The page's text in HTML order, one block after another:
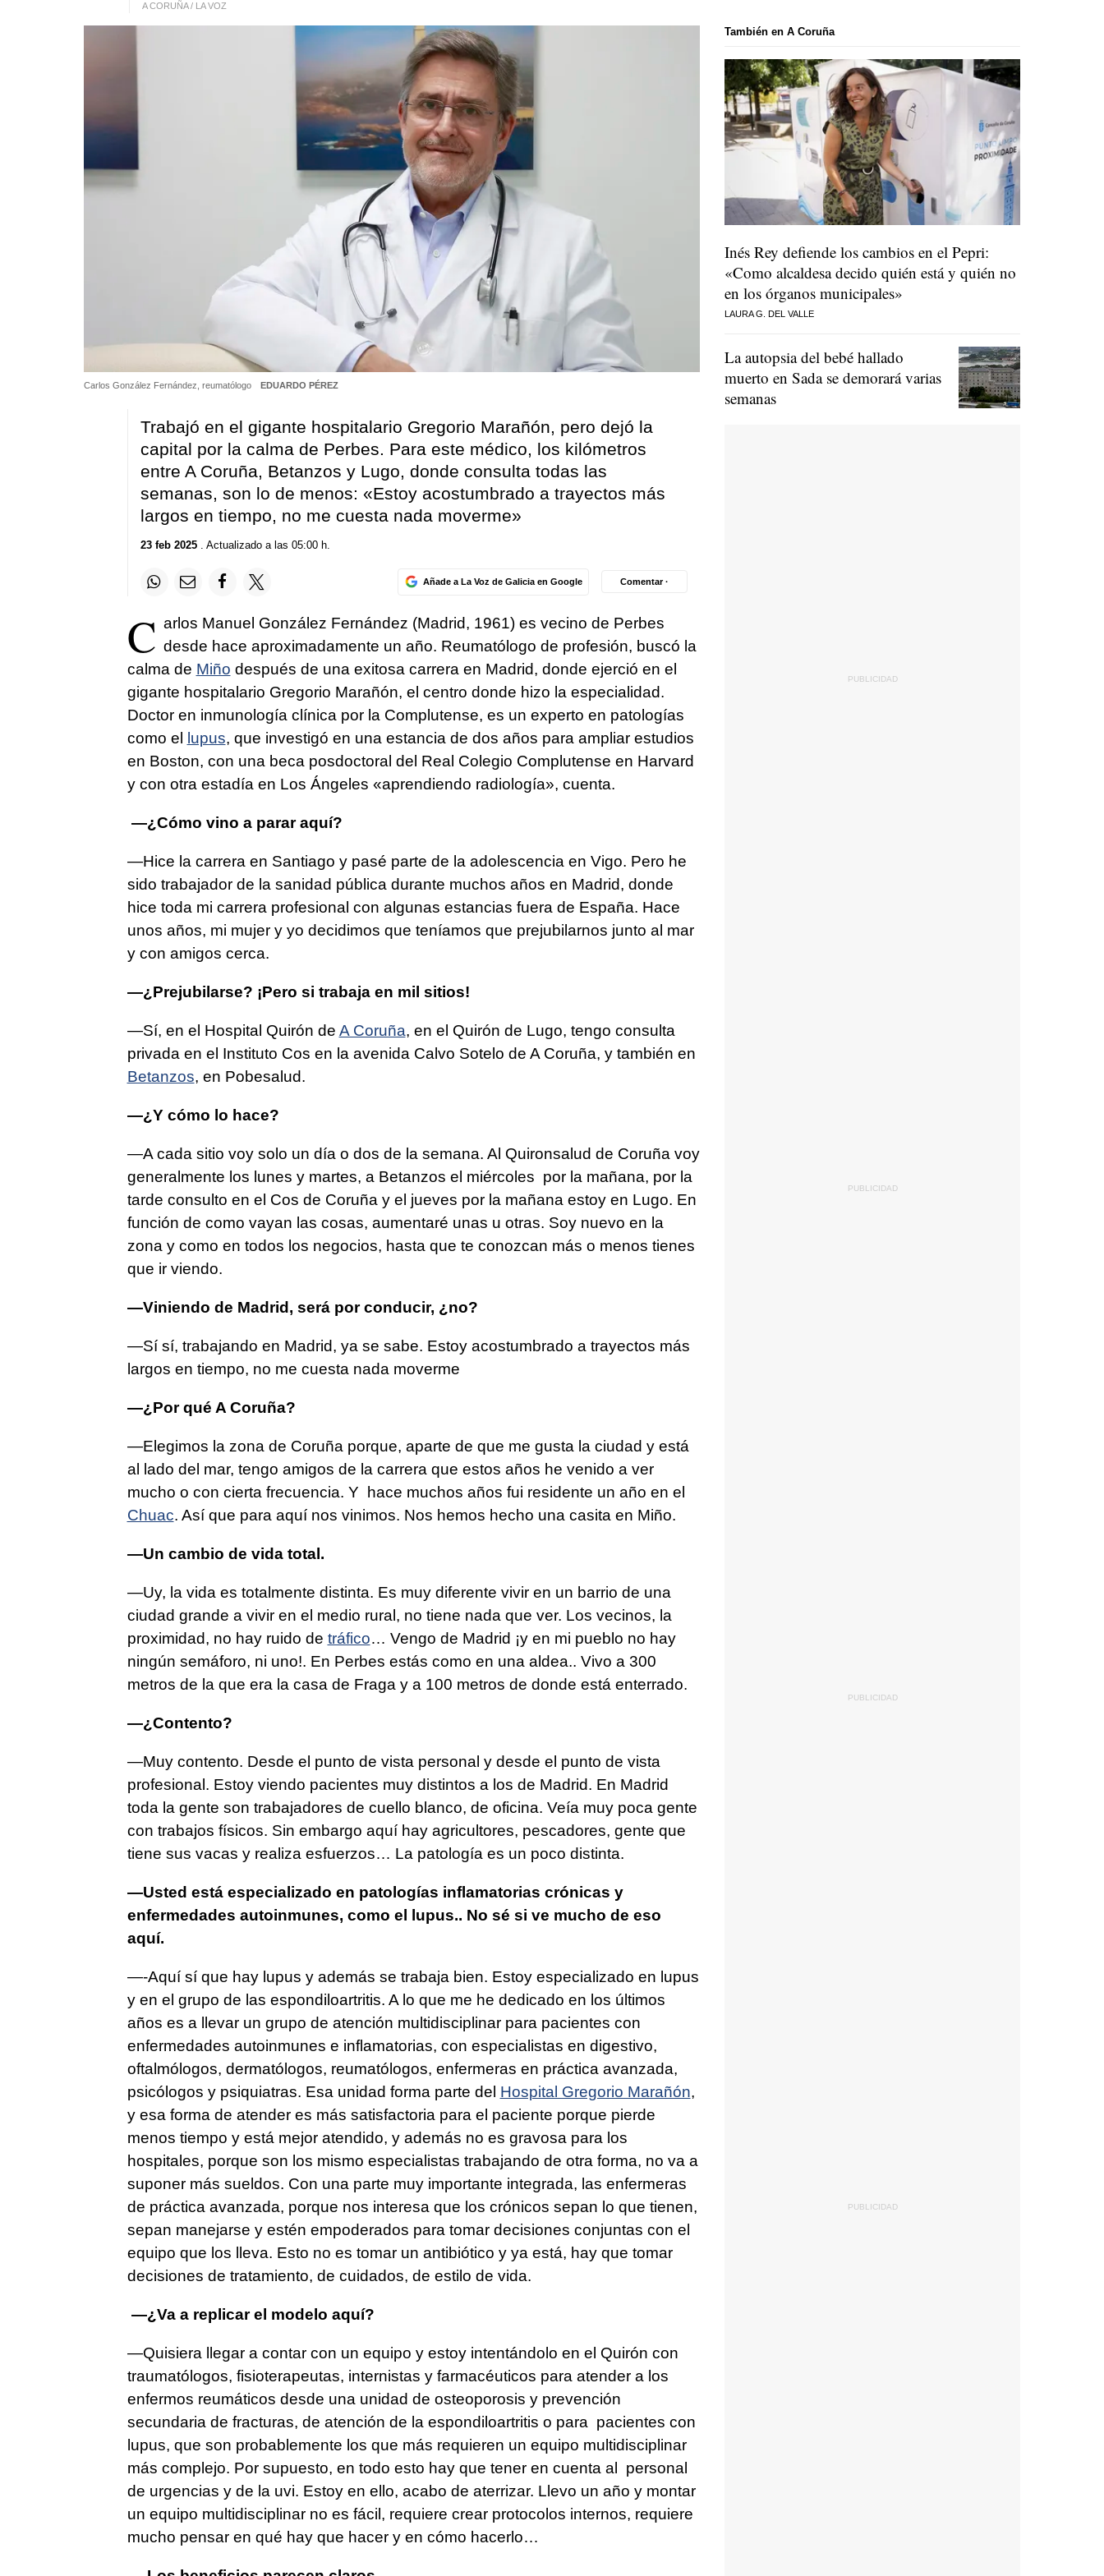
A CORUÑA / LA VOZ
Carlos González Fernández, reumatólogo EDUARDO PÉREZ
Trabajó en el gigante hospitalario Gregorio Marañón, pero dejó la
capital por la calma de Perbes. Para este médico, los kilómetros
entre A Coruña, Betanzos y Lugo, donde consulta todas las
semanas, son lo de menos: «Estoy acostumbrado a trayectos más
largos en tiempo, no me cuesta nada moverme»
23 feb 2025. Actualizado a las 05:00 h.
Añade a La Voz de Galicia en Google Comentar ·
C arlos Manuel González Fernández (Madrid, 1961) es vecino de Perbes
desde hace aproximadamente un año. Reumatólogo de profesión, buscó la
calma de Miño después de una exitosa carrera en Madrid, donde ejerció en el
gigante hospitalario Gregorio Marañón, el centro donde hizo la especialidad.
Doctor en inmunología clínica por la Complutense, es un experto en patologías
como el lupus, que investigó en una estancia de dos años para ampliar estudios
en Boston, con una beca posdoctoral del Real Colegio Complutense en Harvard
y con otra estadía en Los Ángeles «aprendiendo radiología», cuenta.
—¿Cómo vino a parar aquí?
—Hice la carrera en Santiago y pasé parte de la adolescencia en Vigo. Pero he
sido trabajador de la sanidad pública durante muchos años en Madrid, donde
hice toda mi carrera profesional con algunas estancias fuera de España. Hace
unos años, mi mujer y yo decidimos que teníamos que prejubilarnos junto al mar
y con amigos cerca.
—¿Prejubilarse? ¡Pero si trabaja en mil sitios!
—Sí, en el Hospital Quirón de A Coruña, en el Quirón de Lugo, tengo consulta
privada en el Instituto Cos en la avenida Calvo Sotelo de A Coruña, y también en
Betanzos, en Pobesalud.
—¿Y cómo lo hace?
—A cada sitio voy solo un día o dos de la semana. Al Quironsalud de Coruña voy
generalmente los lunes y martes, a Betanzos el miércoles por la mañana, por la
tarde consulto en el Cos de Coruña y el jueves por la mañana estoy en Lugo. En
función de como vayan las cosas, aumentaré unas u otras. Soy nuevo en la
zona y como en todos los negocios, hasta que te conozcan más o menos tienes
que ir viendo.
—Viniendo de Madrid, será por conducir, ¿no?
—Sí sí, trabajando en Madrid, ya se sabe. Estoy acostumbrado a trayectos más
largos en tiempo, no me cuesta nada moverme
—¿Por qué A Coruña?
—Elegimos la zona de Coruña porque, aparte de que me gusta la ciudad y está
al lado del mar, tengo amigos de la carrera que estos años he venido a ver
mucho o con cierta frecuencia. Y hace muchos años fui residente un año en el
Chuac. Así que para aquí nos vinimos. Nos hemos hecho una casita en Miño.
—Un cambio de vida total.
—Uy, la vida es totalmente distinta. Es muy diferente vivir en un barrio de una
ciudad grande a vivir en el medio rural, no tiene nada que ver. Los vecinos, la
proximidad, no hay ruido de tráfico… Vengo de Madrid ¡y en mi pueblo no hay
ningún semáforo, ni uno!. En Perbes estás como en una aldea.. Vivo a 300
metros de la que era la casa de Fraga y a 100 metros de donde está enterrado.
—¿Contento?
—Muy contento. Desde el punto de vista personal y desde el punto de vista
profesional. Estoy viendo pacientes muy distintos a los de Madrid. En Madrid
toda la gente son trabajadores de cuello blanco, de oficina. Veía muy poca gente
con trabajos físicos. Sin embargo aquí hay agricultores, pescadores, gente que
tiene sus vacas y realiza esfuerzos… La patología es un poco distinta.
—Usted está especializado en patologías inflamatorias crónicas y
enfermedades autoinmunes, como el lupus.. No sé si ve mucho de eso
aquí.
—-Aquí sí que hay lupus y además se trabaja bien. Estoy especializado en lupus
y en el grupo de las espondiloartritis. A lo que me he dedicado en los últimos
años es a llevar un grupo de atención multidisciplinar para pacientes con
enfermedades autoinmunes e inflamatorias, con especialistas en digestivo,
oftalmólogos, dermatólogos, reumatólogos, enfermeras en práctica avanzada,
psicólogos y psiquiatras. Esa unidad forma parte del Hospital Gregorio Marañón,
y esa forma de atender es más satisfactoria para el paciente porque pierde
menos tiempo y está mejor atendido, y además no es gravosa para los
hospitales, porque son los mismo especialistas trabajando de otra forma, no va a
suponer más sueldos. Con una parte muy importante integrada, las enfermeras
de práctica avanzada, porque nos interesa que los crónicos sepan lo que tienen,
sepan manejarse y estén empoderados para tomar decisiones conjuntas con el
equipo que los lleva. Esto no es tomar un antibiótico y ya está, hay que tomar
decisiones de tratamiento, de cuidados, de estilo de vida.
—¿Va a replicar el modelo aquí?
—Quisiera llegar a contar con un equipo y estoy intentándolo en el Quirón con
traumatólogos, fisioterapeutas, internistas y farmacéuticos para atender a los
enfermos reumáticos desde una unidad de osteoporosis y prevención
secundaria de fracturas, de atención de la espondiloartritis o para pacientes con
lupus, que son probablemente los que más requieren un equipo multidisciplinar
más complejo. Por supuesto, en todo esto hay que tener en cuenta al personal
de urgencias y de la uvi. Estoy en ello, acabo de aterrizar. Llevo un año y montar
un equipo multidisciplinar no es fácil, requiere crear protocolos internos, requiere
mucho pensar en qué hay que hacer y en cómo hacerlo…
También en A Coruña
Inés Rey defiende los cambios en el Pepri:
«Como alcaldesa decido quién está y quién no
en los órganos municipales»
LAURA G. DEL VALLE
La autopsia del bebé hallado
muerto en Sada se demorará varias
semanas